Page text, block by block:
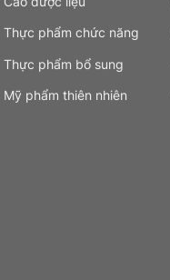
Thực phẩm chức năng
Thực phẩm bổ sung
Mỹ phẩm thiên nhiên